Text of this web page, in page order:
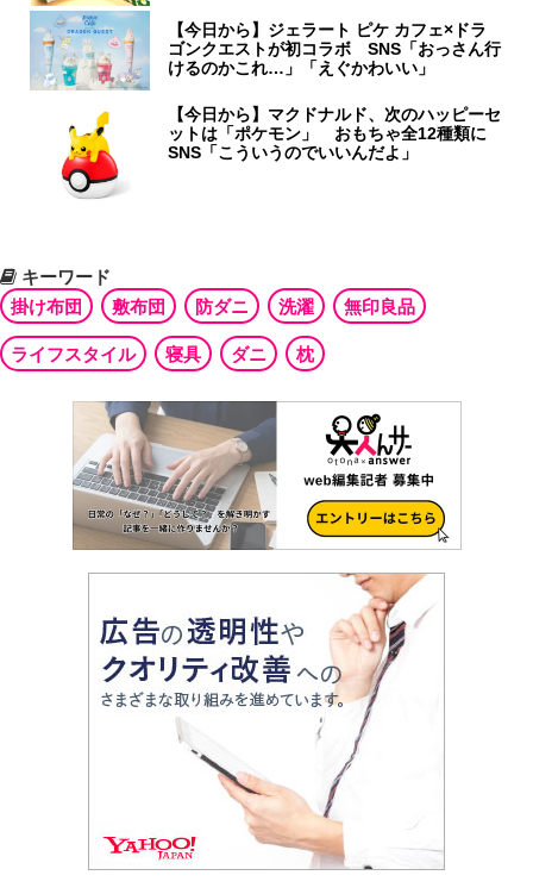
【今日から】ジェラート ピケ カフェ×ドラ
ゴンクエストが初コラボ SNS「おっさん行
けるのかこれ…」「えぐかわいい」
【今日から】マクドナルド、次のハッピーセ
ットは「ポケモン」 おもちゃ全12種類に
SNS「こういうのでいいんだよ」
キーワード
掛け布団
敷布団 防ダニ 洗濯 無印良品
ライフスタイル 寝具 ダニ 枕